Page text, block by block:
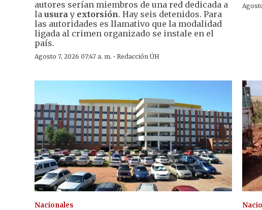
autores serían miembros de una red dedicada a
la usuray extorsión. Hay seis detenidos. Para
las autoridades es llamativo que la modalidad
ligada al crimen organizado se instale en el
país.
Agosto 7, 2026 07:47 a. m. · Redacción ÚH
Nacionales